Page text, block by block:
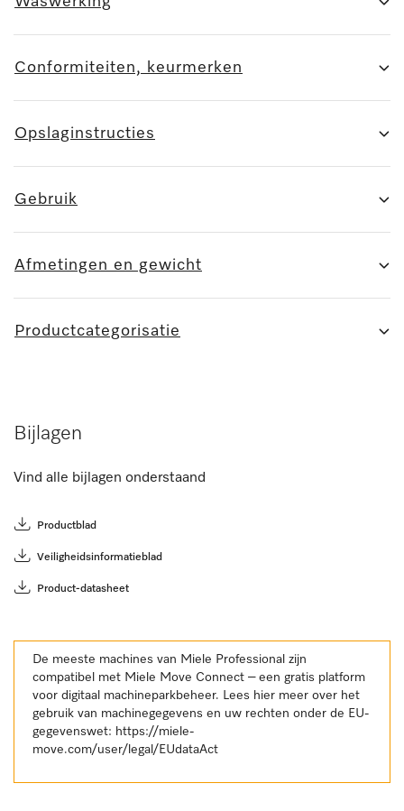
Conformiteiten, keurmerken
Opslaginstructies
Gebruik
Afmetingen en gewicht
Productcategorisatie
Bijlagen
Vind alle bijlagen onderstaand
Productblad
Veiligheidsinformatieblad
Product-datasheet
De meeste machines van Miele Professional zijn
compatibel met Miele Move Connect – een gratis platform
voor digitaal machineparkbeheer. Lees hier meer over het
gebruik van machinegegevens en uw rechten onder de EU-
gegevenswet: https://miele-
move.com/user/legal/EUdataAct